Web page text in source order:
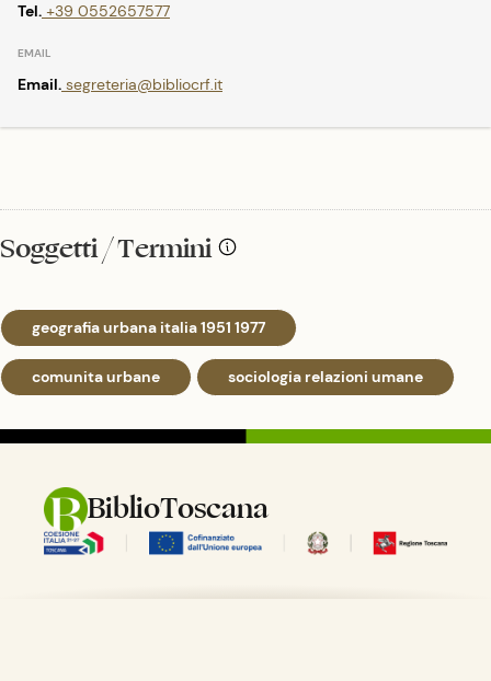
Tel. +39 0552657577
Email. segreteria@bibliocrf.it
Soggetti / Termini
geografia urbana italia 1951 1977
comunita urbane sociologia relazioni umane
BiblioToscana